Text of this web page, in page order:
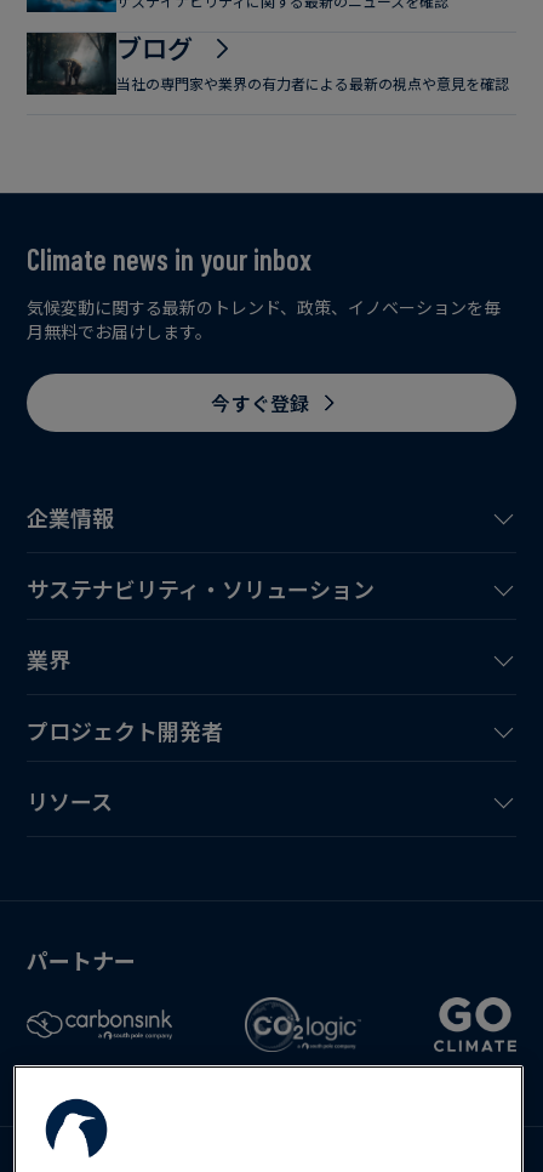
ブログ
当社の専門家や業界の有力者による最新の視点や意見を確認
企業情報
サステナビリティ・ソリューション
業界
プロジェクト開発者
リソース
Climate news in your inbox
気候変動に関する最新のトレンド、政策、イノベーションを毎
月無料でお届けします。
今すぐ登録
パートナー